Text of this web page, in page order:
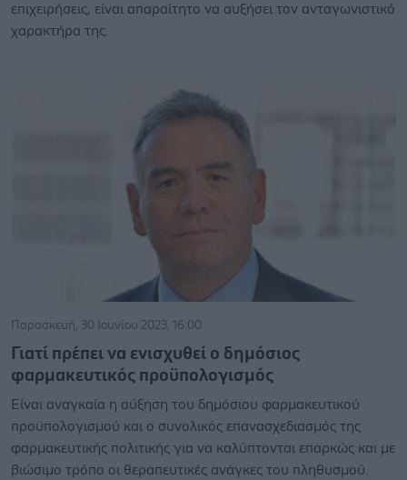
επιχειρήσεις, είναι απαραίτητο να αυξήσει τον ανταγωνιστικό
χαρακτήρα της.
Παρασκευή, 30 Ιουνίου 2023, 16:00
Γιατί πρέπει να ενισχυθεί ο δημόσιος
φαρμακευτικός προϋπολογισμός
Είναι αναγκαία η αύξηση του δημόσιου φαρμακευτικού
προϋπολογισμού και ο συνολικός επανασχεδιασμός της
φαρμακευτικής πολιτικής για να καλύπτονται επαρκώς και με
βιώσιμο τρόπο οι θεραπευτικές ανάγκες του πληθυσμού.